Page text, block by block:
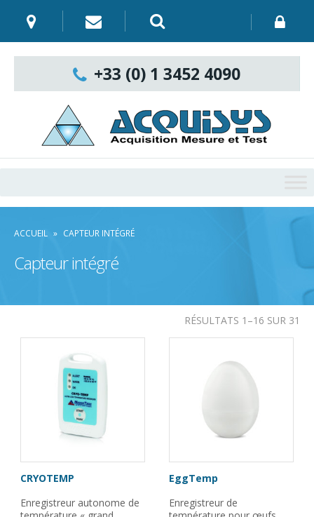
+33 (0) 1 3452 4090
ACCUEIL » CAPTEUR INTÉGRÉ
Capteur intégré
RÉSULTATS 1–16 SUR 31
CRYOTEMP
Enregistreur autonome de
EggTemp
Enregistreur de